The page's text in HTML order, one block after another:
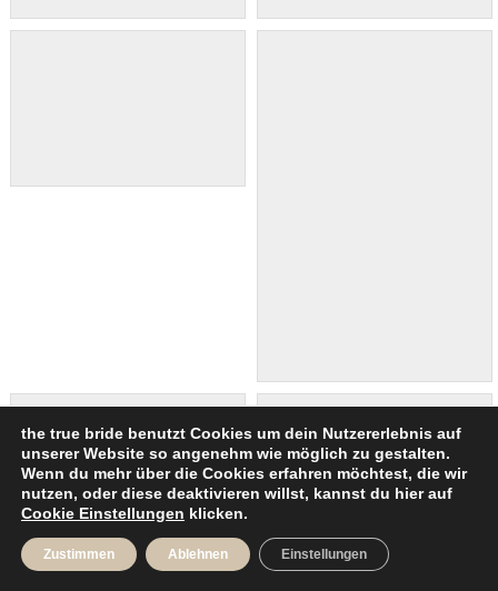
the true bride benutzt Cookies um dein Nutzererlebnis auf
unserer Website so angenehm wie möglich zu gestalten.
Wenn du mehr über die Cookies erfahren möchtest, die wir
nutzen, oder diese deaktivieren willst, kannst du hier auf
Cookie Einstellungen klicken.
Zustimmen Ablehnen Einstellungen